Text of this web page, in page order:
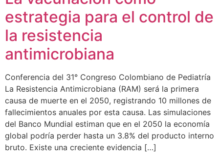
estrategia para el control de
la resistencia
antimicrobiana
Conferencia del 31° Congreso Colombiano de Pediatría
La Resistencia Antimicrobiana (RAM) será la primera
causa de muerte en el 2050, registrando 10 millones de
fallecimientos anuales por esta causa. Las simulaciones
del Banco Mundial estiman que en el 2050 la economía
global podría perder hasta un 3.8% del producto interno
bruto. Existe una creciente evidencia […]